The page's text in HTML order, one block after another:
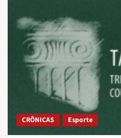
CRÔNICAS Esporte